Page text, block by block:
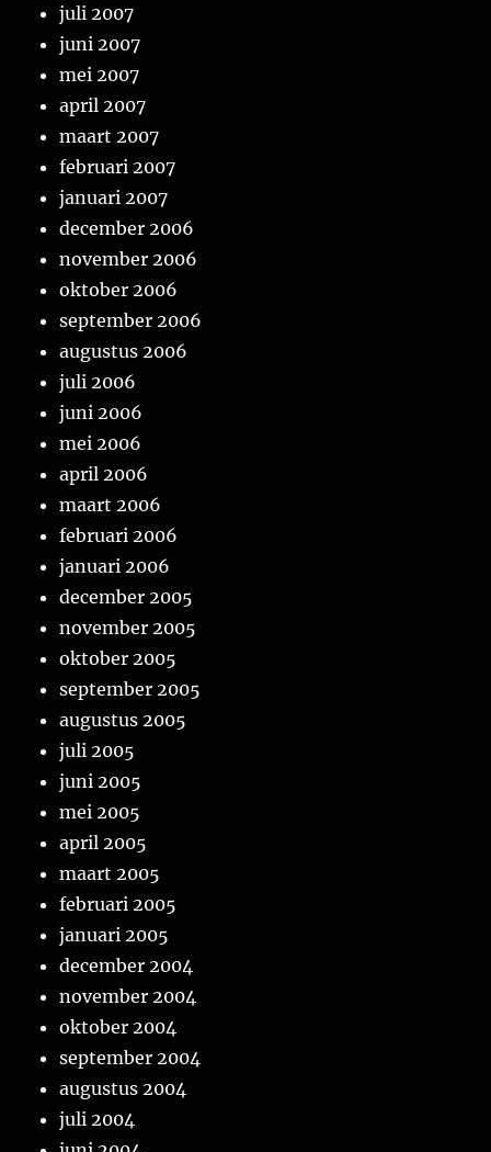
juli 2007
juni 2007
mei 2007
april 2007
maart 2007
februari 2007
januari 2007
december 2006
november 2006
oktober 2006
september 2006
augustus 2006
juli 2006
juni 2006
mei 2006
april 2006
maart 2006
februari 2006
januari 2006
december 2005
november 2005
oktober 2005
september 2005
augustus 2005
juli 2005
juni 2005
mei 2005
april 2005
maart 2005
februari 2005
januari 2005
december 2004
november 2004
oktober 2004
september 2004
augustus 2004
juli 2004